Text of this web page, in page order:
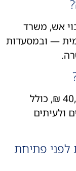
אש, משרד
— ובמסעדות
העלות הכוללת נעה בין 8,000 ל-40,000 ₪, כולל
פתיחת